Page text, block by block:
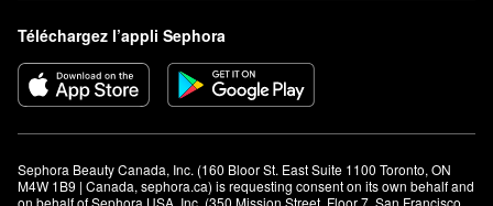
Téléchargez l’appli Sephora
Sephora Beauty Canada, Inc. (160 Bloor St. East Suite 1100 Toronto, ON
M4W 1B9 | Canada, sephora.ca) is requesting consent on its own behalf and
on behalf of Sephora USA, Inc. (350 Mission Street, Floor 7, San Francisco,